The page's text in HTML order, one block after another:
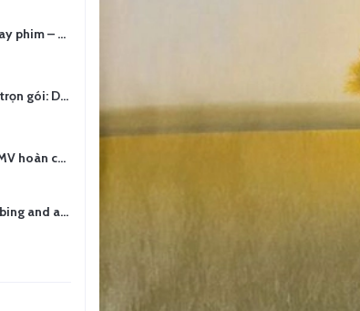
Thuê thiết bị quay phim – chụp ảnh: Giải pháp tối ưu chi phí cho doanh nghiệp
Tổ chức sự kiện trọn gói: Doanh nghiệp được gì khi chọn đơn vị chuyên nghiệp?
Từ ý tưởng đến MV hoàn chỉnh: giải pháp trọn gói tại YCN Media
Voice over, dubbing and audio production services in Vietnam for global content